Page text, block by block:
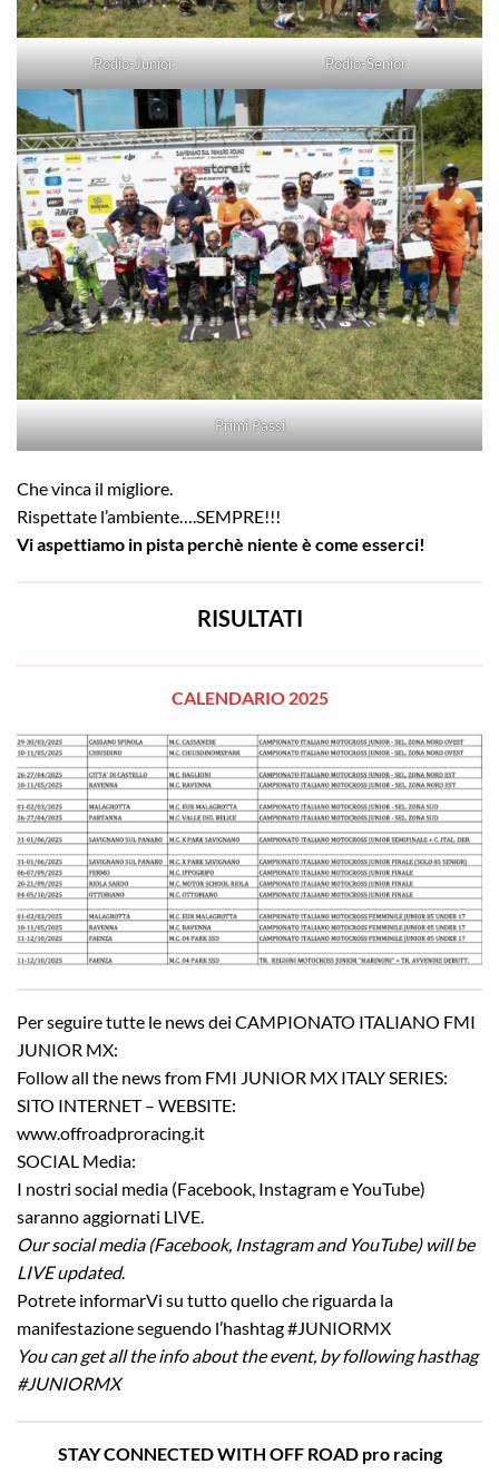
Podio-Junior Podio-Senior
Primi Passi
Che vinca il migliore.
Rispettate l’ambiente….SEMPRE!!!
Vi aspettiamo in pista perchè niente è come esserci!
RISULTATI
CALENDARIO 2025
Per seguire tutte le news dei CAMPIONATO ITALIANO FMI
JUNIOR MX:
Follow all the news from FMI JUNIOR MX ITALY SERIES:
SITO INTERNET – WEBSITE:
www.offroadproracing.it
SOCIAL Media:
I nostri social media (Facebook, Instagram e YouTube)
saranno aggiornati LIVE.
Our social media (Facebook, Instagram and YouTube) will be
LIVE updated.
Potrete informarVi su tutto quello che riguarda la
manifestazione seguendo l’hashtag #JUNIORMX
You can get all the info about the event, by following hasthag
#JUNIORMX
STAY CONNECTED WITH OFF ROAD pro racing